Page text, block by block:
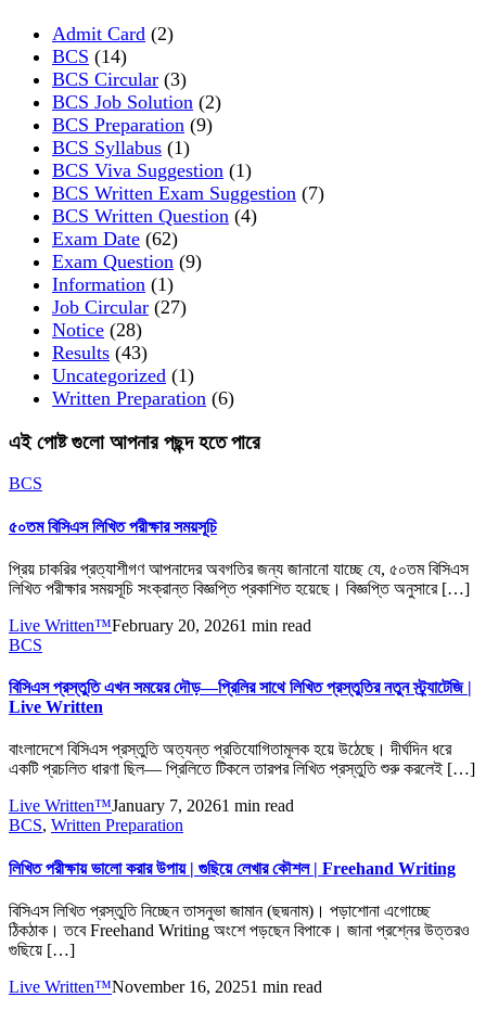
Admit Card (2)
BCS (14)
BCS Circular (3)
BCS Job Solution (2)
BCS Preparation (9)
BCS Syllabus (1)
BCS Viva Suggestion (1)
BCS Written Exam Suggestion (7)
BCS Written Question (4)
Exam Date (62)
Exam Question (9)
Information (1)
Job Circular (27)
Notice (28)
Results (43)
Uncategorized (1)
Written Preparation (6)
এই পোষ্ট গুলো আপনার পছন্দ হতে পারে
BCS
৫০তম বিসিএস লিখিত পরীক্ষার সময়সূচি
প্রিয় চাকরির প্রত্যাশীগণ আপনাদের অবগতির জন্য জানানো যাচ্ছে যে, ৫০তম বিসিএস
লিখিত পরীক্ষার সময়সূচি সংক্রান্ত বিজ্ঞপ্তি প্রকাশিত হয়েছে। বিজ্ঞপ্তি অনুসারে […]
Live Written™February 20, 20261 min read
BCS
বিসিএস প্রস্তুতি এখন সময়ের দৌড়—প্রিলির সাথে লিখিত প্রস্তুতির নতুন স্ট্র্যাটেজি |
Live Written
বাংলাদেশে বিসিএস প্রস্তুতি অত্যন্ত প্রতিযোগিতামূলক হয়ে উঠেছে। দীর্ঘদিন ধরে
একটি প্রচলিত ধারণা ছিল— প্রিলিতে টিকলে তারপর লিখিত প্রস্তুতি শুরু করলেই […]
Live Written™January 7, 20261 min read
BCS, Written Preparation
লিখিত পরীক্ষায় ভালো করার উপায় | গুছিয়ে লেখার কৌশল | Freehand Writing
বিসিএস লিখিত প্রস্তুতি নিচ্ছেন তাসনুভা জামান (ছদ্মনাম)। পড়াশোনা এগোচ্ছে
ঠিকঠাক। তবে Freehand Writing অংশে পড়ছেন বিপাকে। জানা প্রশ্নের উত্তরও
গুছিয়ে […]
Live Written™November 16, 20251 min read